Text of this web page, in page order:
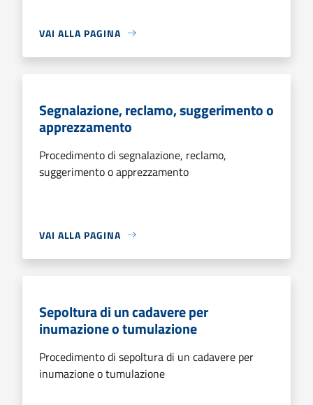
VAI ALLA PAGINA
Segnalazione, reclamo, suggerimento o
apprezzamento
Procedimento di segnalazione, reclamo,
suggerimento o apprezzamento
VAI ALLA PAGINA
Sepoltura di un cadavere per
inumazione o tumulazione
Procedimento di sepoltura di un cadavere per
inumazione o tumulazione